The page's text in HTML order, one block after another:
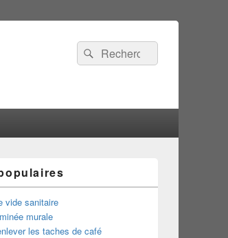
Recherche :
Rechercher
vide sanitaire
murale
les taches de café